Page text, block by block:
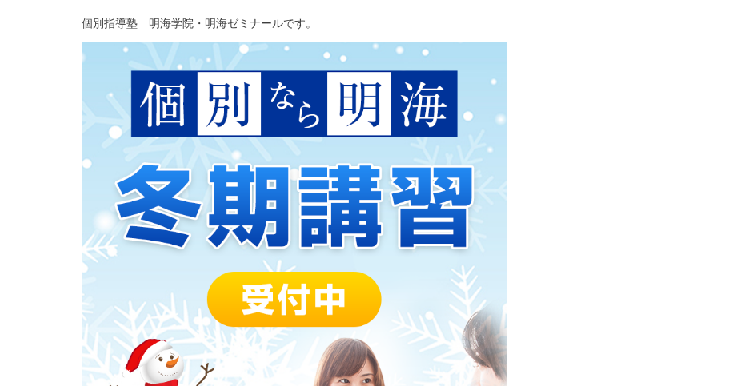
個別指導塾 明海学院・明海ゼミナールです。